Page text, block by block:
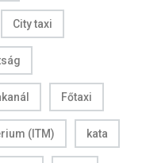
City taxi
Főtaxi
(ITM) kata